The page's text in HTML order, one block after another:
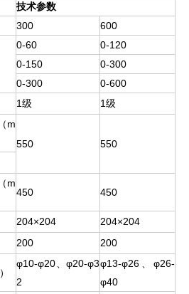
技术参数
300 600
0-60
0-120
0-150
0-300
0-300
0-600
1级 1级
m
550
550
m
450 450
204×204
204×204
200 200
φ10-φ20、φ20-φ3
2
φ13-φ26、φ26-
φ40